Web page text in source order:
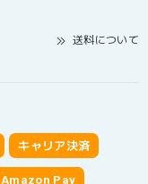
送料について
キャリア決済
Amazon Pay